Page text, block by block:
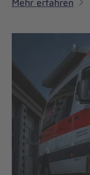
Mehr erfahren